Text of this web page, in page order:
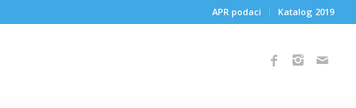
APR podaci Katalog 2019